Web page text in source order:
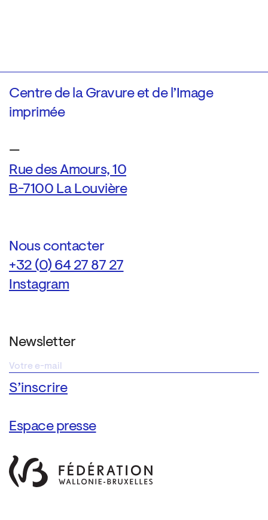
Centre de la Gravure et de l’Image
imprimée
—
Rue des Amours, 10
B-7100 La Louvière
Nous contacter
+32 (0) 64 27 87 27
Instagram
Newsletter
Espace presse